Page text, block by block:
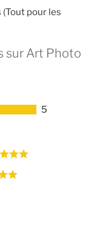
(Tout pour les
sur Art Photo
5